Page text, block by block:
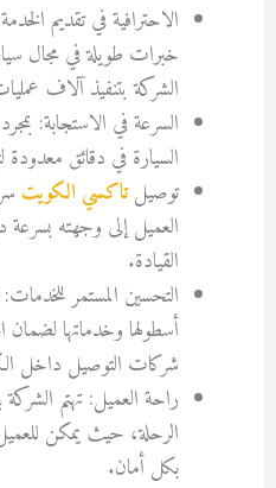
الاحترافية في تقديم
خبرات طويلة في مجال
الشركة بتنفيذ آلاف
السرعة في الاستجابة:
السيارة في دقائق معدودة
توصيلتاكسي الكويت
العميل إلى وجهته بسرعة
القيادة.
التحسين المستمر
أسطولها وخدماتها لضمان
شركات التوصيل داخل
راحة العميل: تهتم الشركة
الرحلة، حيث يمكن للعميل
بكل أمان.